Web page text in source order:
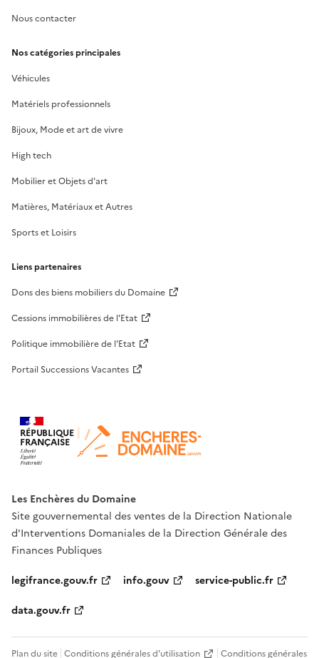
Nous contacter
Nos catégories principales
Véhicules
Matériels professionnels
Bijoux, Mode et art de vivre
High tech
Mobilier et Objets d'art
Matières, Matériaux et Autres
Sports et Loisirs
Liens partenaires
Dons des biens mobiliers du Domaine
Cessions immobilières de l'Etat
Politique immobilière de l'Etat
Portail Successions Vacantes
RÉPUBLIQUE
FRANÇAISE
Les Enchères du Domaine
Site gouvernemental des ventes de la Direction Nationale
d'Interventions Domaniales de la Direction Générale des
Finances Publiques
legifrance.gouv.fr
info.gouv
service-public.fr
data.gouv.fr
Plan du site Conditions générales d'utilisation Conditions générales